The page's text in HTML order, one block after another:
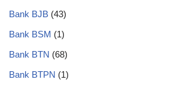
Bank BJB (43)
Bank BSM (1)
Bank BTN (68)
Bank BTPN (1)